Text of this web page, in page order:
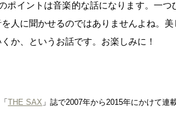
ポイントは音楽的な話になります。一
人に聞かせるのではありませんよね。
か、というお話です。お楽しみに！
THE SAX 」誌で2007年から2015年にかけて連